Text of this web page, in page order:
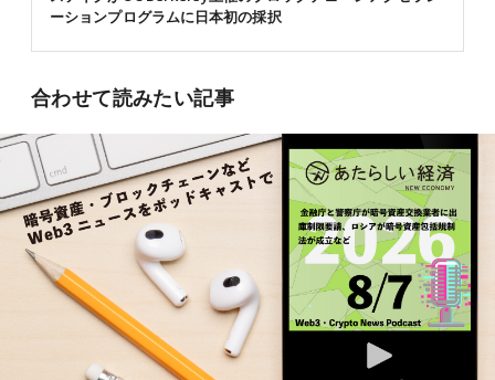
ーションプログラムに日本初の採択
合わせて読みたい記事